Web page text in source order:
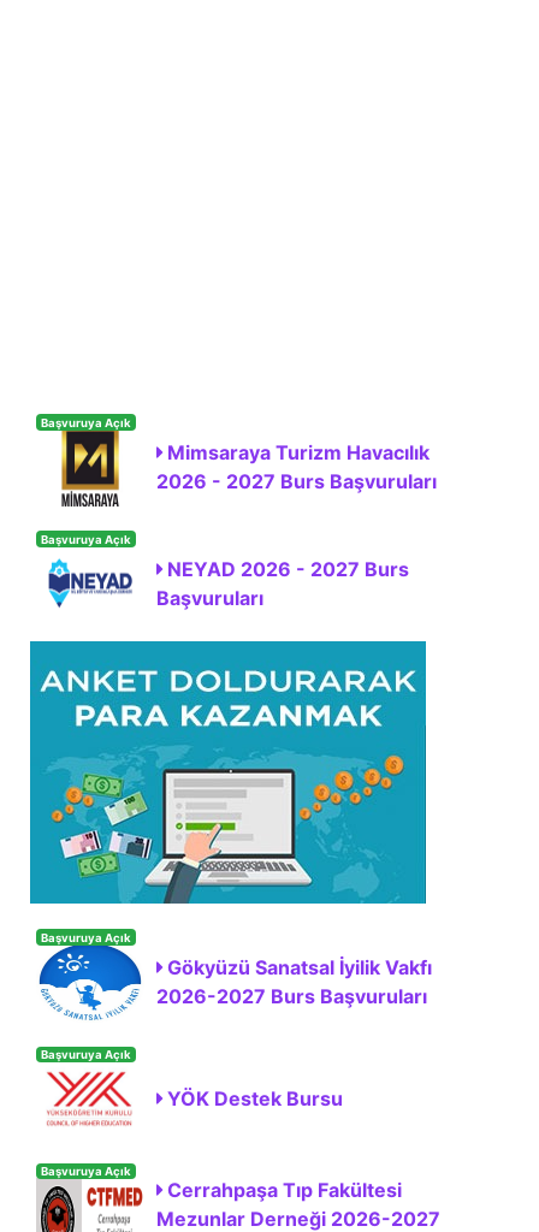
Başvuruya Açık
Mimsaraya Turizm Havacılık
2026 - 2027 Burs Başvuruları
Başvuruya Açık
NEYAD 2026 - 2027 Burs
Başvuruları
Başvuruya Açık
Gökyüzü Sanatsal İyilik Vakfı
2026-2027 Burs Başvuruları
Başvuruya Açık
YÖK Destek Bursu
Başvuruya Açık
Cerrahpaşa Tıp Fakültesi
Mezunlar Derneği 2026-2027